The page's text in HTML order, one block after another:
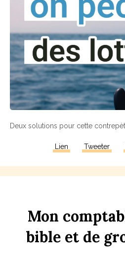
Deux solutions pour cette
Lien Tweeter
Mon
bible et de